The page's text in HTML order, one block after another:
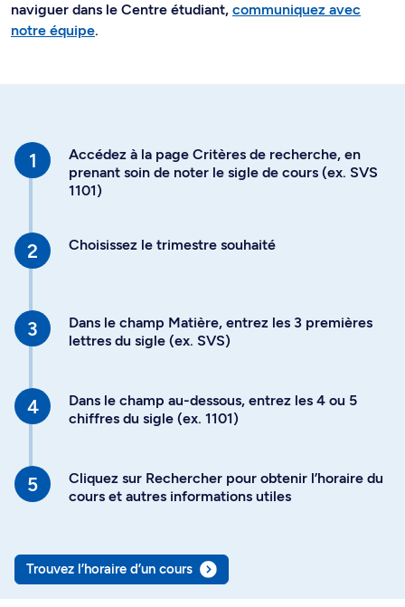
naviguer dans le Centre étudiant, communiquez avec
notre équipe.
Accédez à la page Critères de recherche, en
prenant soin de noter le sigle de cours (ex. SVS
1101)
Choisissez le trimestre souhaité
Dans le champ Matière, entrez les 3 premières
lettres du sigle (ex. SVS)
Dans le champ au-dessous, entrez les 4 ou 5
chiffres du sigle (ex. 1101)
Cliquez sur Rechercher pour obtenir l’horaire du
cours et autres informations utiles
Trouvez l’horaire d’un cours